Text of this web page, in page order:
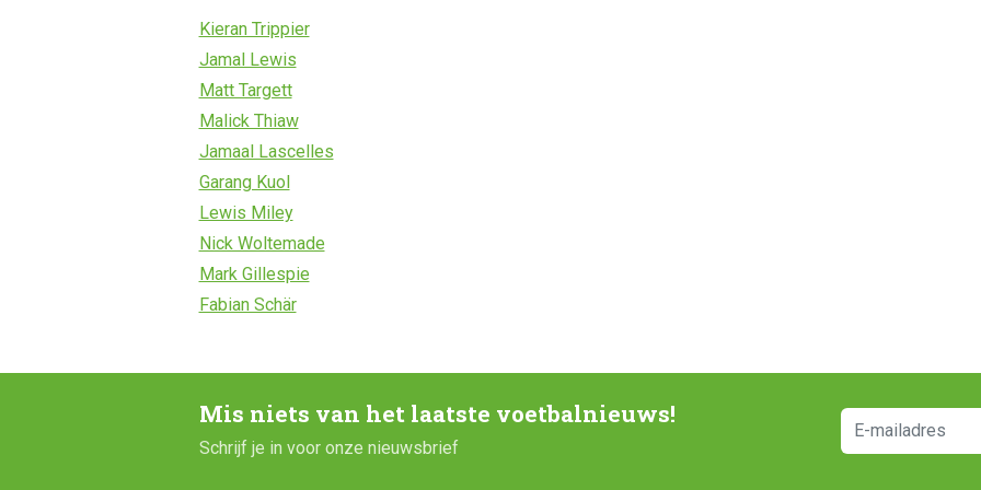
Kieran Trippier
Jamal Lewis
Matt Targett
Malick Thiaw
Jamaal Lascelles
Garang Kuol
Lewis Miley
Nick Woltemade
Mark Gillespie
Fabian Schär
Mis niets van het laatste voetbalnieuws!
Schrijf je in voor onze nieuwsbrief